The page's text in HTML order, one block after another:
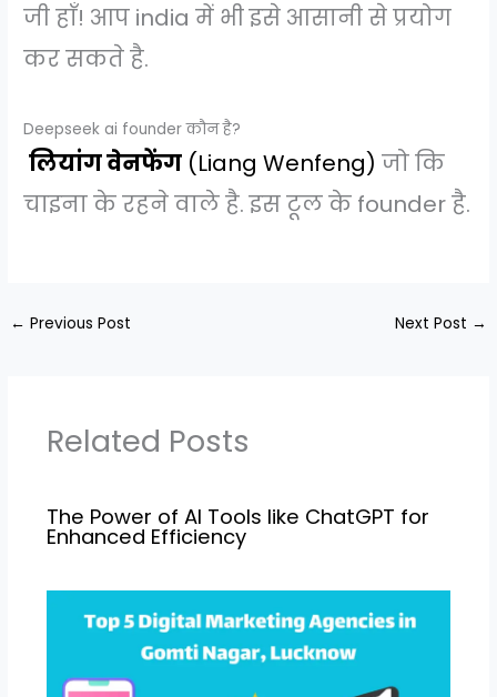
जी हाँ! आप india में भी इसे आसानी से प्रयोग
कर सकते है.
Deepseek ai founder कौन है?
लियांग वेनफेंग (Liang Wenfeng) जो कि
चाइना के रहने वाले है. इस टूल के founder है.
← Previous Post Next Post →
Related Posts
The Power of AI Tools like ChatGPT for
Enhanced Efficiency